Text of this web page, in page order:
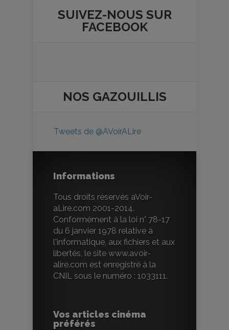
SUIVEZ-NOUS SUR
FACEBOOK
NOS GAZOUILLIS
Tweets de @AVoirALire
Informations
Tous droits réservés aVoir-
aLire.com 2001-2014.
Conformément à la loi n° 78-17
du 6 janvier 1978 relative à
l'informatique, aux fichiers et aux
libertés, le site www.avoir-
alire.com est enregistré à la
CNIL sous le numéro : 1033111.
Vos articles cinéma
préférés